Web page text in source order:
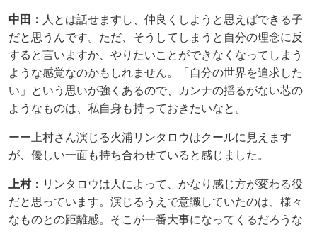
中田： 人とは話せますし、仲良くしようと思えばできる子
だと思うんです。ただ、そうしてしまうと自分の理念に反
すると言いますか、やりたいことができなくなってしまう
ような感覚なのかもしれません。「自分の世界を追求した
い」という思いが強くあるので、カンナの揺るがない芯の
ようなものは、私自身も持っておきたいなと。
ーー上村さん演じる火浦リンタロウはクールに見えます
が、優しい一面も持ち合わせていると感じました。
上村： リンタロウは人によって、かなり感じ方が変わる役
だと思っています。演じるうえで意識していたのは、様々
なものとの距離感。そこが一番大事になってくるだろうな